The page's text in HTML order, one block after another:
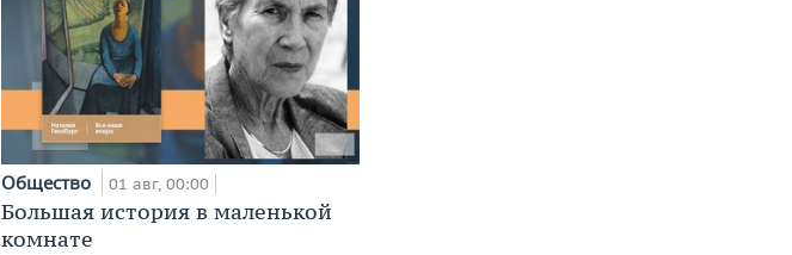
Общество 01 авг, 00:00
Большая история в маленькой
комнате